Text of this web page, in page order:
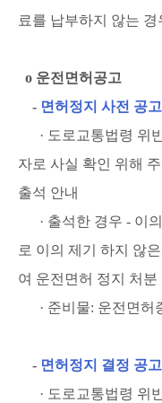
료를 납부하지 않는
ο 운전면허공고
- 면허정지 사전 공고
· 도로교통법령 위
자로 사실 확인 위해
출석 안내
· 출석한 경우 - 이의
로 이의 제기 하지 않
여 운전면허 정지 처분
· 준비물: 운전면허
- 면허정지 결정 공고
· 도로교통법령 위